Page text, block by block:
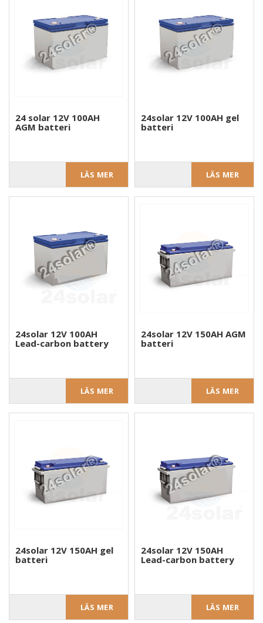
24 solar 12V 100AH
AGM batteri
LÄS MER
24solar 12V 100AH gel
batteri
LÄS MER
24solar 12V 100AH
Lead-carbon battery
LÄS MER
24solar 12V 150AH AGM
batteri
LÄS MER
24solar 12V 150AH gel
batteri
LÄS MER
24solar 12V 150AH
Lead-carbon battery
LÄS MER